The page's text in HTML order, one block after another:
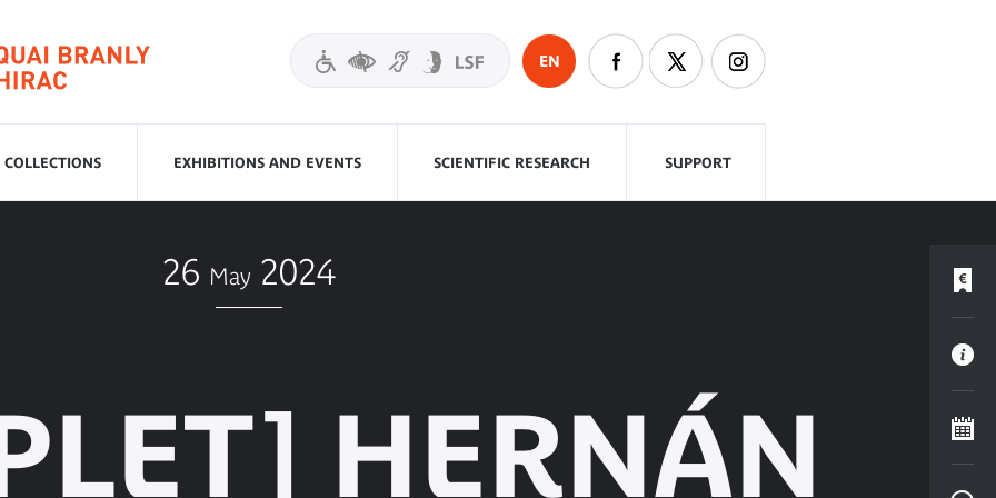
EN
COLLECTIONS EXHIBITIONS AND EVENTS SCIENTIFIC RESEARCH SUPPORT
26 May 2024
HERNÁN